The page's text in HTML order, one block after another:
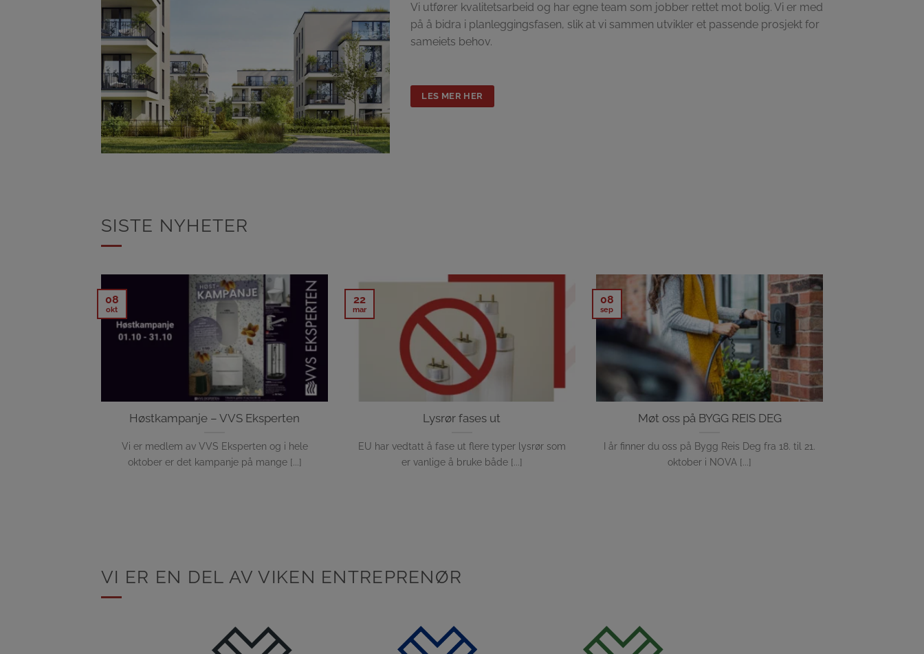
Vi utfører kvalitetsarbeid og har egne team som jobber rettet mot bolig. Vi er med
på å bidra i planleggingsfasen, slik at vi sammen utvikler et passende prosjekt for
sameiets behov.
LES MER HER
SISTE NYHETER
Høstkampanje – VVS Eksperten
Vi er medlem av VVS Eksperten og i hele
oktober er det kampanje på mange [...]
08
okt
Lysrør fases ut
EU har vedtatt å fase ut flere typer lysrør som
er vanlige å bruke både [...]
22
mar
Møt oss på BYGG REIS DEG
I år finner du oss på Bygg Reis Deg fra 18. til 21.
oktober i NOVA [...]
08
sep
VI ER EN DEL AV VIKEN ENTREPRENØR